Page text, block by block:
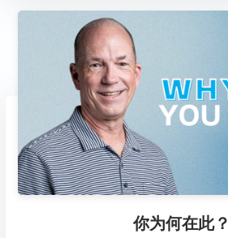
你为何在此？